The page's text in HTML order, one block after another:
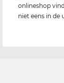
onlineshop
niet eens in de